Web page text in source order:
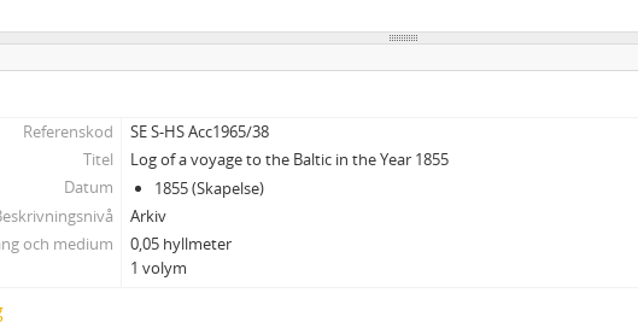
Referenskod
SE S-HS Acc1965/38
Titel
Log of a voyage to the Baltic in the Year 1855
Datum
1855 (Skapelse)
Arkiv
och medium
0,05 hyllmeter
1 volym